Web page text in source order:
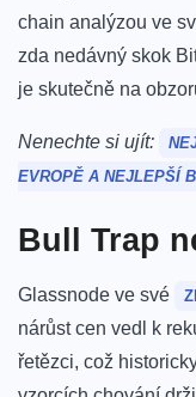
chain analýzou ve
zda nedávný skok
je skutečně na
Nenechte si ujít:
EVROPĚ A NEJLEPŠÍ
Bull Trap
Glassnode ve své
nárůst cen vedl k
řetězci, což